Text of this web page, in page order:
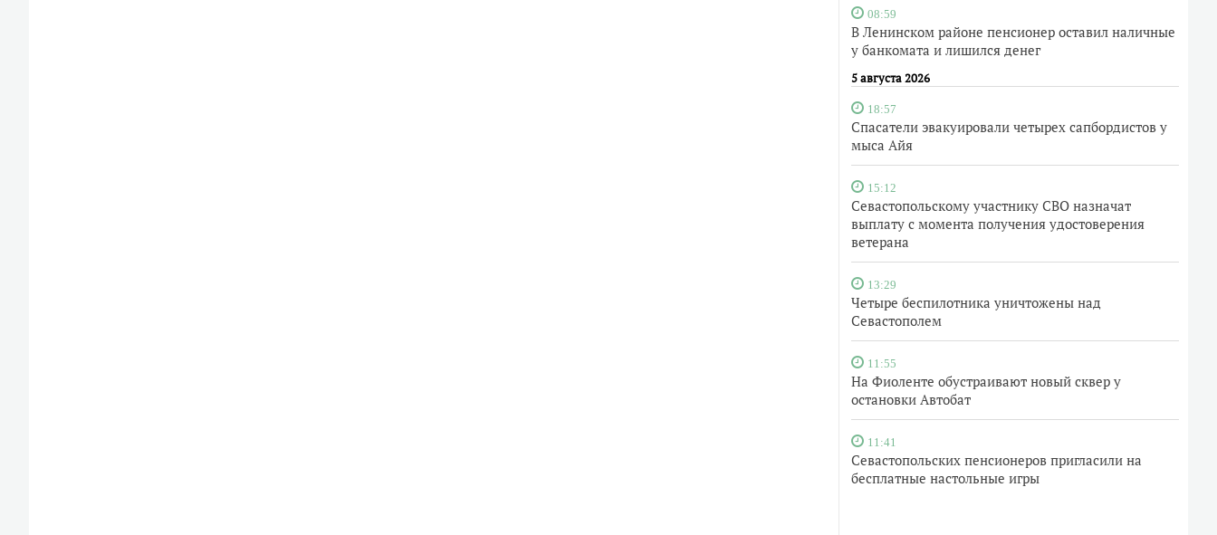
08:59
В Ленинском районе пенсионер оставил наличные
у банкомата и лишился денег
5 августа 2026
18:57
Спасатели эвакуировали четырех сапбордистов у
мыса Айя
15:12
Севастопольскому участнику СВО назначат
выплату с момента получения удостоверения
ветерана
13:29
Четыре беспилотника уничтожены над
Севастополем
11:55
На Фиоленте обустраивают новый сквер у
остановки Автобат
11:41
Севастопольских пенсионеров пригласили на
бесплатные настольные игры